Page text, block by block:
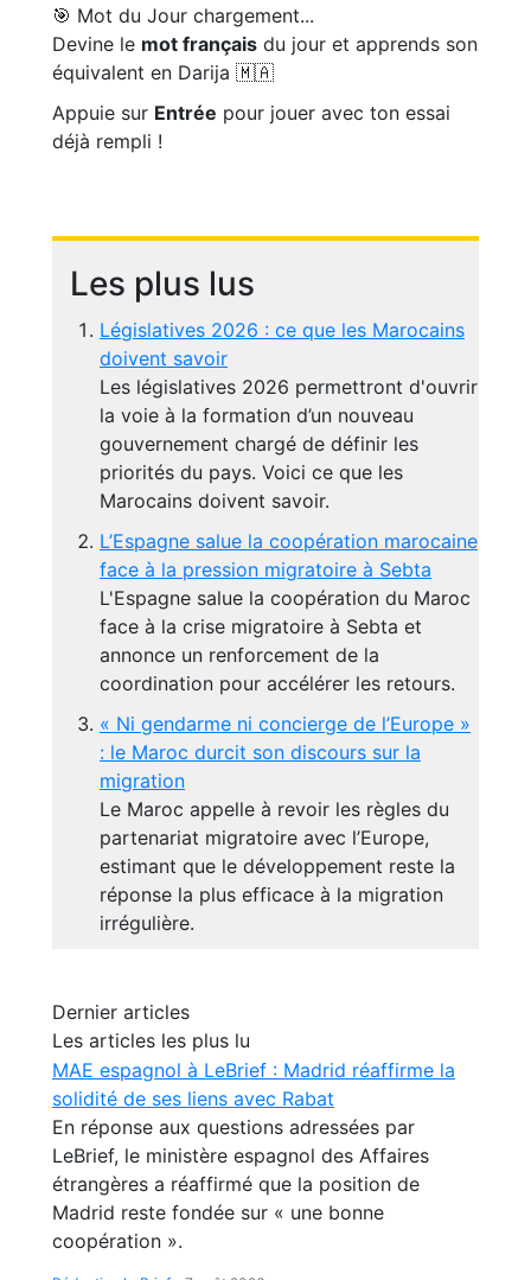
🎯 Mot du Jour chargement...
Devine le mot français du jour et apprends son
équivalent en Darija 🇲🇦
Appuie sur Entrée pour jouer avec ton essai
déjà rempli !
Les plus lus
Législatives 2026 : ce que les Marocains
doivent savoir
Les législatives 2026 permettront d'ouvrir
la voie à la formation d’un nouveau
gouvernement chargé de définir les
priorités du pays. Voici ce que les
Marocains doivent savoir.
L’Espagne salue la coopération marocaine
face à la pression migratoire à Sebta
L'Espagne salue la coopération du Maroc
face à la crise migratoire à Sebta et
annonce un renforcement de la
coordination pour accélérer les retours.
« Ni gendarme ni concierge de l’Europe »
: le Maroc durcit son discours sur la
migration
Le Maroc appelle à revoir les règles du
partenariat migratoire avec l’Europe,
estimant que le développement reste la
réponse la plus efficace à la migration
irrégulière.
Dernier articles
Les articles les plus lu
MAE espagnol à LeBrief : Madrid réaffirme la
solidité de ses liens avec Rabat
En réponse aux questions adressées par
LeBrief, le ministère espagnol des Affaires
étrangères a réaffirmé que la position de
Madrid reste fondée sur « une bonne
coopération ».